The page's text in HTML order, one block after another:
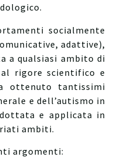
socialmente
adattive),
a qualsiasi ambito di
rigore scientifico e
ottenuto tantissimi
e dell’autismo in
e applicata in
ambiti.
argomenti: